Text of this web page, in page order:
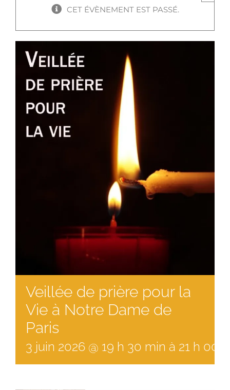
CET ÉVÈNEMENT EST PASSÉ.
Veillée de prière pour la
Vie à Notre Dame de
Paris
3 juin 2026 @ 19 h 30 min à 21 h 00